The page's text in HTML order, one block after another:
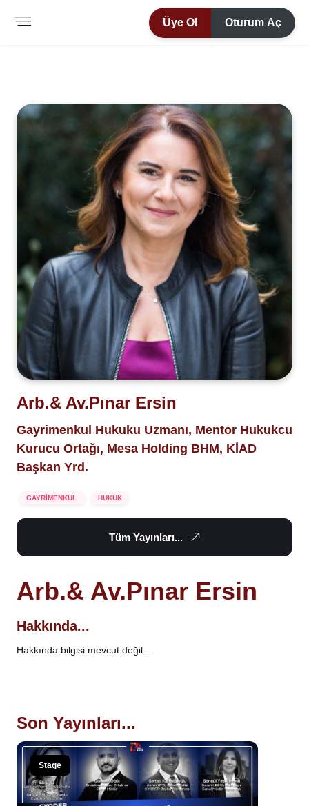
Üye Ol Oturum Aç
Arb.& Av.Pınar Ersin
Gayrimenkul Hukuku Uzmanı, Mentor Hukukcu
Kurucu Ortağı, Mesa Holding BHM, KİAD
Başkan Yrd.
GAYRİMENKUL HUKUK
Tüm Yayınları...
Arb.& Av.Pınar Ersin
Hakkında...
Hakkında bilgisi mevcut değil...
Son Yayınları...
Stage